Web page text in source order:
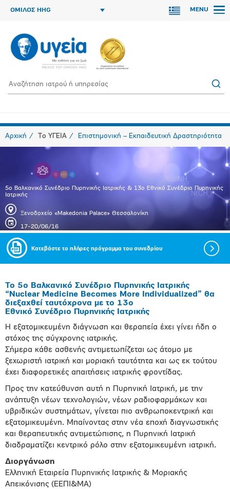
ΟΜΙΛΟΣ HHG MENU
Αρχική Το ΥΓΕΙΑ Επιστημονική – Εκπαιδευτική Δραστηριότητα
5ο Βαλκανικό Συνέδριο Πυρηνικής Ιατρικής & 13ο Εθνικό Συνέδριο Πυρηνικής
Ιατρικής
Ξενοδοχείο «Makedonia Palace» Θεσσαλονίκη
17-20/06/16
Κατεβάστε το πλήρες πρόγραμμα του συνεδρίου
Το 5ο Βαλκανικό Συνέδριο Πυρηνικής Ιατρικής
“Nuclear Medicine Becomes More Individualized” θα
διεξαχθεί ταυτόχρονα με το 13ο
Εθνικό Συνέδριο Πυρηνικής Ιατρικής
Η εξατομικευμένη διάγνωση και θεραπεία έχει γίνει ήδη ο
στόχος της σύγχρονης ιατρικής.
Σήμερα κάθε ασθενής αντιμετωπίζεται ως άτομο με
ξεχωριστή ιατρική και μοριακή ταυτότητα και ως εκ τούτου
έχει διαφορετικές απαιτήσεις ιατρικής φροντίδας.
Προς την κατεύθυνση αυτή η Πυρηνική Ιατρική, με την
ανάπτυξη νέων τεχνολογιών, νέων ραδιοφαρμάκων και
υβριδικών συστημάτων, γίνεται πιο ανθρωποκεντρική και
εξατομικευμένη. Μπαίνοντας στην νέα εποχή διαγνωστικής
και θεραπευτικής αντιμετώπισης, η Πυρηνική Ιατρική
διαδραματίζει κεντρικό ρόλο στην εξατομικευμένη ιατρική.
Διοργάνωση
Ελληνική Εταιρεία Πυρηνικής Ιατρικής & Μοριακής
Απεικόνισης (ΕΕΠΙ&ΜΑ)